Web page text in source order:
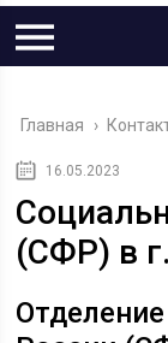
Главная ›
16.05.2023
(СФР) в